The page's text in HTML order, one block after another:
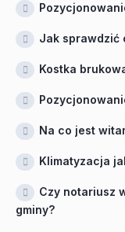
Jak sprawdzić
Kostka
Na co jest
Klimatyzacja
Czy notariusz
gminy?